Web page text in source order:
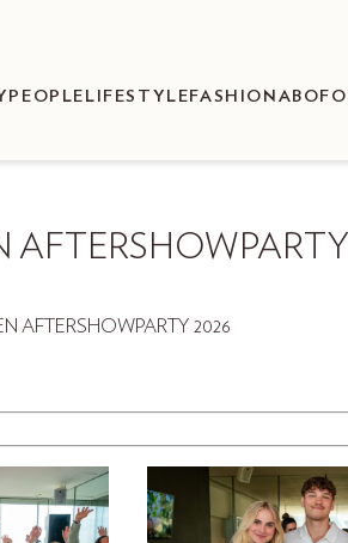
PEOPLE LIFESTYLEFASHION ABO
AFTERSHOWPARTY
AFTERSHOWPARTY 2026